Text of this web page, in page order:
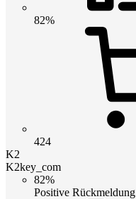
82%
424
K2
K2key_com
82%
Positive Rückmeldung